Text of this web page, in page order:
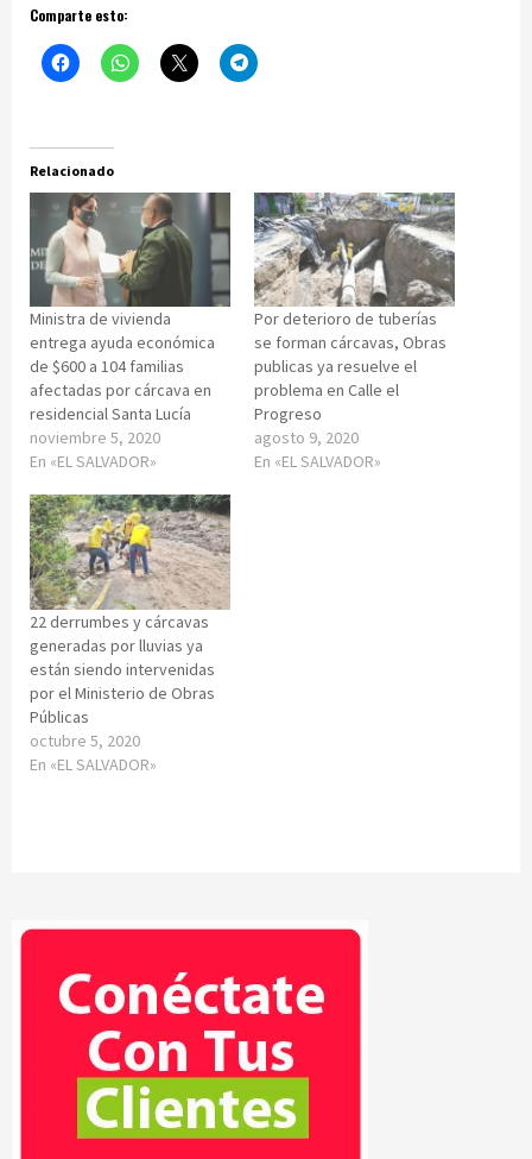
Comparte esto:
Relacionado
Ministra de vivienda
entrega ayuda económica
de $600 a 104 familias
afectadas por cárcava en
residencial Santa Lucía
noviembre 5, 2020
En «EL SALVADOR»
Por deterioro de tuberías
se forman cárcavas, Obras
publicas ya resuelve el
problema en Calle el
Progreso
agosto 9, 2020
En «EL SALVADOR»
22 derrumbes y cárcavas
generadas por lluvias ya
están siendo intervenidas
por el Ministerio de Obras
Públicas
octubre 5, 2020
En «EL SALVADOR»